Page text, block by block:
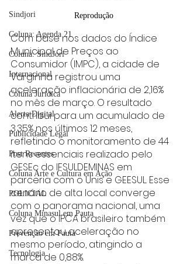
Sindjori
Coluna: Agenda 21
Coluna: SindJori
Internacional
Coluna Jurídica
Alerta Digital
Publicidade Legal
Post Recentes
Coluna Arte e Cultura em Ação
POLICIAL
Coluna Minasul em Pauta
Prevenção em Pauta
Tecnologia
Reprodução
Com base nos dados do Índice
Municipal de Preços ao
Consumidor (IMPC), a cidade de
Varginha registrou uma
aceleração inflacionária de 2,16%
no mês de março. O resultado
contribui para um acumulado de
3,35% nos últimos 12 meses,
refletindo o monitoramento de 44
itens essenciais realizado pelo
GESEc do IFSULDEMINAS em
parceria com o Unis e GEESUL. Esse
cenário de alta local converge
com o panorama nacional, uma
vez que o IPCA brasileiro também
apresentou aceleração no
mesmo período, atingindo a
marca de 0,88%.